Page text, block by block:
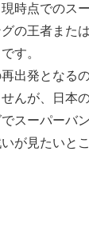
時点でのス
の王者また
す。
出発となる
んが、日本
スーパーバ
が見たいと